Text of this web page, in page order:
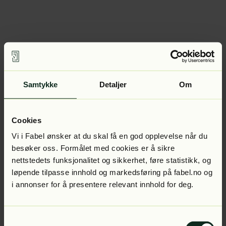
Samtykke Detaljer Om
Cookies
Vi i Fabel ønsker at du skal få en god opplevelse når du
besøker oss. Formålet med cookies er å sikre
nettstedets funksjonalitet og sikkerhet, føre statistikk, og
løpende tilpasse innhold og markedsføring på fabel.no og
i annonser for å presentere relevant innhold for deg.